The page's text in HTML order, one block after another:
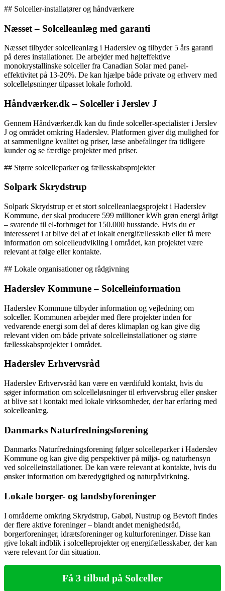
## Solceller-installatører og håndværkere
Næsset – Solcelleanlæg med garanti
Næsset tilbyder solcelleanlæg i Haderslev og tilbyder 5 års garanti
på deres installationer. De arbejder med højteffektive
monokrystallinske solceller fra Canadian Solar med panel-
effektivitet på 13-20%. De kan hjælpe både private og erhverv med
solcelleløsninger tilpasset lokale forhold.
Håndværker.dk – Solceller i Jerslev J
Gennem Håndværker.dk kan du finde solceller-specialister i Jerslev
J og området omkring Haderslev. Platformen giver dig mulighed for
at sammenligne kvalitet og priser, læse anbefalinger fra tidligere
kunder og se færdige projekter med priser.
## Større solcelleparker og fællesskabsprojekter
Solpark Skrydstrup
Solpark Skrydstrup er et stort solcelleanlaegsprojekt i Haderslev
Kommune, der skal producere 599 millioner kWh grøn energi årligt
– svarende til el-forbruget for 150.000 husstande. Hvis du er
interesseret i at blive del af et lokalt energifællesskab eller få mere
information om solcelleudvikling i området, kan projektet være
relevant at følge eller kontakte.
## Lokale organisationer og rådgivning
Haderslev Kommune – Solcelleinformation
Haderslev Kommune tilbyder information og vejledning om
solceller. Kommunen arbejder med flere projekter inden for
vedvarende energi som del af deres klimaplan og kan give dig
relevant viden om både private solcelleinstallationer og større
fællesskabsprojekter i området.
Haderslev Erhvervsråd
Haderslev Erhvervsråd kan være en værdifuld kontakt, hvis du
søger information om solcelleløsninger til erhvervsbrug eller ønsker
at blive sat i kontakt med lokale virksomheder, der har erfaring med
solcelleanlæg.
Danmarks Naturfredningsforening
Danmarks Naturfredningsforening følger solcelleparker i Haderslev
Kommune og kan give dig perspektiver på miljø- og naturhensyn
ved solcelleinstallationer. De kan være relevant at kontakte, hvis du
ønsker information om bæredygtighed og naturpåvirkning.
Lokale borger- og landsbyforeninger
I områderne omkring Skrydstrup, Gabøl, Nustrup og Bevtoft findes
der flere aktive foreninger – blandt andet menighedsråd,
borgerforeninger, idrætsforeninger og kulturforeninger. Disse kan
give lokalt indblik i solcelleprojekter og energifællesskaber, der kan
være relevant for din situation.
Få 3 tilbud på Solceller